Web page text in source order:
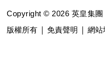
Copyright © 2026 英皇集團
版權所有
免責聲明 網站